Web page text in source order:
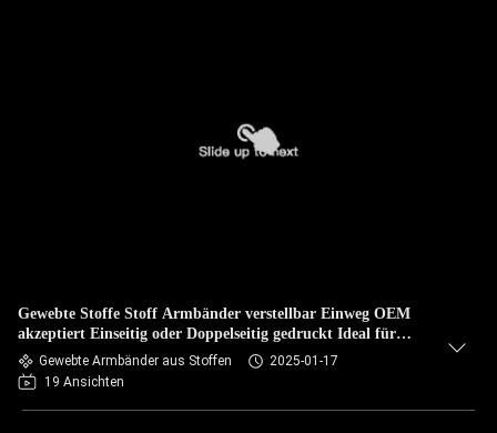
Gewebte Stoffe Stoff Armbänder verstellbar Einweg OEM
akzeptiert Einseitig oder Doppelseitig gedruckt Ideal für
Veranstaltungsförderung
Gewebte Armbänder aus Stoffen
2025-01-17
19 Ansichten